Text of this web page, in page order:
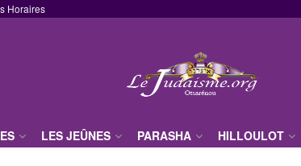
Horaires
LES JEÛNES PARASHA HILLOULOT